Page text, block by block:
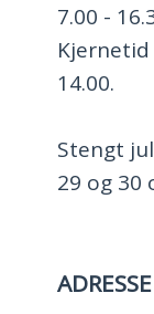
7.00 -
14.00.
Stengt
29 og 30
ADRESSE